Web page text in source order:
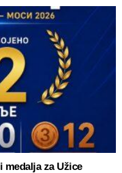
medalja za Užice